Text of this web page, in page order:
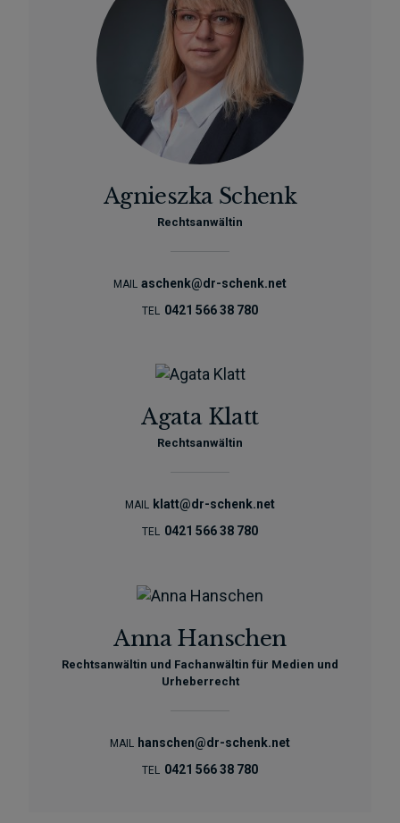
Agnieszka Schenk
Rechtsanwältin
MAIL aschenk@dr-schenk.net
TEL 0421 566 38 780
Agata Klatt
Rechtsanwältin
MAIL klatt@dr-schenk.net
TEL 0421 566 38 780
Anna Hanschen
Rechtsanwältin und Fachanwältin für Medien und
Urheberrecht
MAIL hanschen@dr-schenk.net
TEL 0421 566 38 780